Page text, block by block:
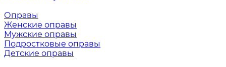
Оправы
Женские оправы
Мужские оправы
Подростковые оправы
Детские оправы